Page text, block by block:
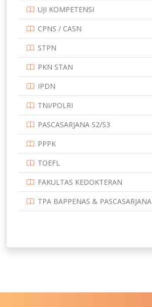
UNIVERSITAS AIRLANGGA
UNIVERSITAS CENDRAWASIH
UNIVERSITAS JEMBER
UJI KOMPETENSI
CPNS / CASN
STPN
PKN STAN
IPDN
TNI/POLRI
PASCASARJANA S2/S3
PPPK
TOEFL
FAKULTAS KEDOKTERAN
TPA BAPPENAS & PASCASARJANA